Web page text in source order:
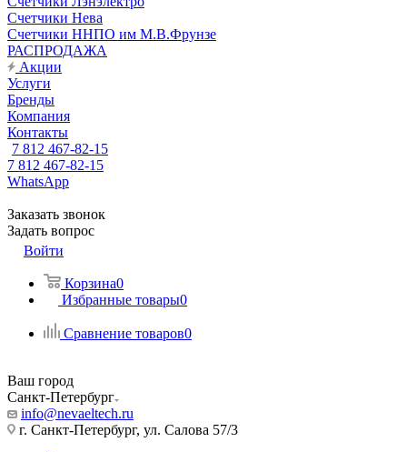
Счетчики Нева
Счетчики ННПО им М.В.Фрунзе
РАСПРОДАЖА
Акции
Услуги
Бренды
Компания
Контакты
7 812 467-82-15
7 812 467-82-15
WhatsApp
Заказать звонок
Задать вопрос
Войти
Корзина0
Избранные товары0
Сравнение товаров0
Ваш город
Санкт-Петербург
info@nevaeltech.ru
г. Санкт-Петербург, ул. Салова 57/3